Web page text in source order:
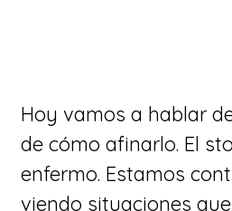
Hoy vamos a hablar
de cómo afinarlo. El
enfermo. Estamos
viendo situaciones